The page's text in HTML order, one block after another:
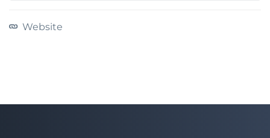
Website